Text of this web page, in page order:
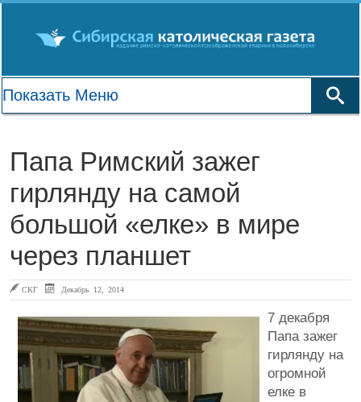
Папа Римский зажег
гирлянду на самой
большой «елке» в мире
через планшет
СКГ Декабрь 12, 2014
7 декабря
Папа зажег
гирлянду на
огромной
елке в